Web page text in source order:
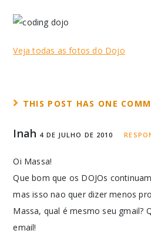
Veja todas as fotos do Dojo
THIS POST HAS ONE
Inah 4 DE JULHO DE 2010
Oi Massa!
Que bom que os DOJOs
mas isso nao quer dizer menos
Massa, qual é mesmo seu gmail?
email!